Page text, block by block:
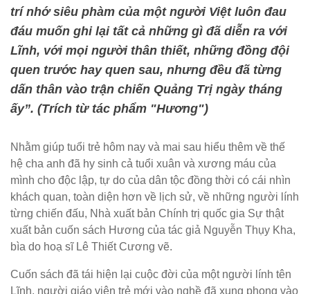
trí nhớ siêu phàm của một người Việt luôn đau
đáu muốn ghi lại tất cả những gì đã diễn ra với
Lĩnh, với mọi người thân thiết, những đồng đội
quen trước hay quen sau, nhưng đều đã từng
dấn thân vào trận chiến Quảng Trị ngày tháng
ấy”. (Trích từ tác phẩm "Hương")
Nhằm giúp tuổi trẻ hôm nay và mai sau hiểu thêm về thế
hệ cha anh đã hy sinh cả tuổi xuân và xương máu của
mình cho độc lập, tự do của dân tộc đồng thời có cái nhìn
khách quan, toàn diện hơn về lịch sử, về những người lính
từng chiến đấu, Nhà xuất bản Chính trị quốc gia Sự thật
xuất bản cuốn sách Hương của tác giả Nguyễn Thụy Kha,
bìa do hoạ sĩ Lê Thiết Cương vẽ.
Cuốn sách đã tái hiện lại cuộc đời của một người lính tên
Lĩnh, người giáo viên trẻ mới vào nghề đã xung phong vào